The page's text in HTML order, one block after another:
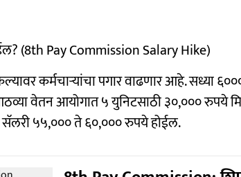
(8th Pay Commission Salary Hike)
कर्मचाऱ्यांचा पगार वाढणार आहे. सध्या
वेतन आयोगात ५ युनिटसाठी ३०,००० रुपये
५५,००० ते ६०,००० रुपये होईल.